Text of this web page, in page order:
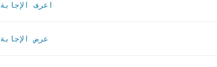
اعرف الإجابة
عرض الإجابة